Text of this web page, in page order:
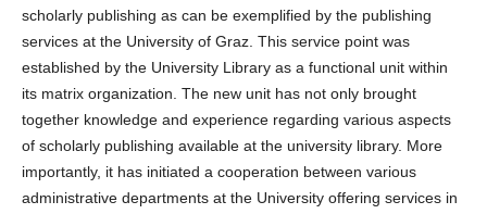
scholarly publishing as can be exemplified by the publishing
services at the University of Graz. This service point was
established by the University Library as a functional unit within
its matrix organization. The new unit has not only brought
together knowledge and experience regarding various aspects
of scholarly publishing available at the university library. More
importantly, it has initiated a cooperation between various
administrative departments at the University offering services in